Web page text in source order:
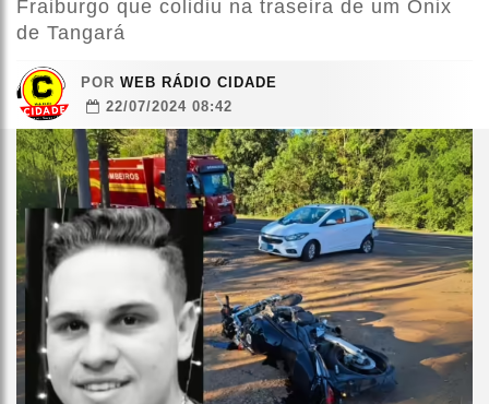
Fraiburgo que colidiu na traseira de um Ônix
de Tangará
POR WEB RÁDIO CIDADE
22/07/2024 08:42